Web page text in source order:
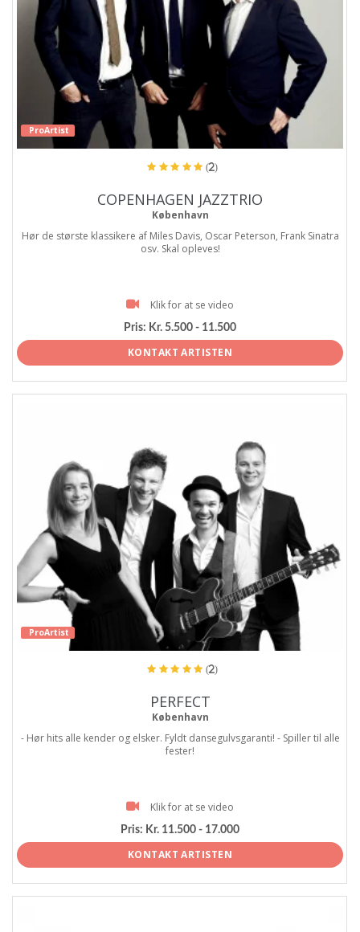
ProArtist
(2)
COPENHAGEN JAZZTRIO
København
Hør de største klassikere af Miles Davis, Oscar Peterson, Frank Sinatra
osv. Skal opleves!
Klik for at se video
Pris: Kr. 5.500 - 11.500
KONTAKT ARTISTEN
ProArtist
(2)
PERFECT
København
- Hør hits alle kender og elsker. Fyldt dansegulvsgaranti! - Spiller til alle
fester!
Klik for at se video
Pris: Kr. 11.500 - 17.000
KONTAKT ARTISTEN